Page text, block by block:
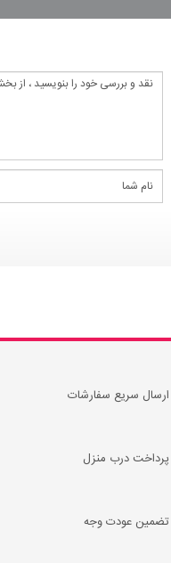
ارسال سریع سفارشات
پرداخت درب منزل
تضمین عودت وجه